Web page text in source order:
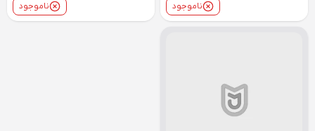
ناموجود ناموجود